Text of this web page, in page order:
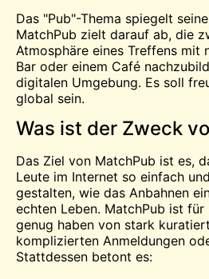
Das "Pub"-Thema spiegelt
MatchPub zielt darauf ab, die
Atmosphäre eines Treffens mit
Bar oder einem Café
digitalen Umgebung. Es soll
global sein.
Was ist der Zweck
Das Ziel von MatchPub ist es,
Leute im Internet so einfach
gestalten, wie das Anbahnen
echten Leben. MatchPub ist
genug haben von stark
komplizierten Anmeldungen
Stattdessen betont es: